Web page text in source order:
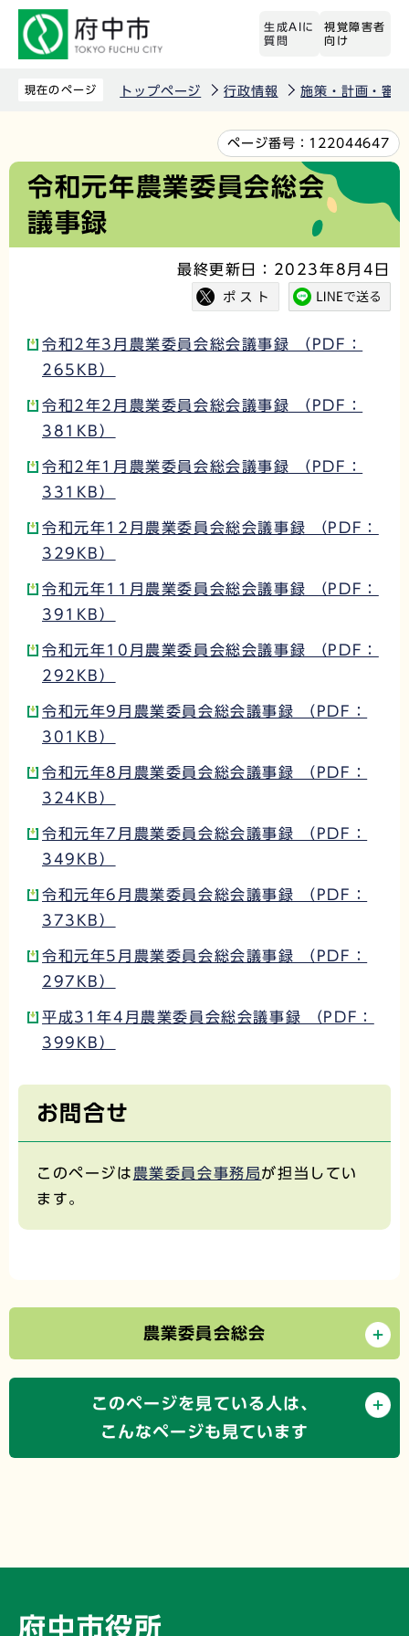
先
生成AIに
質問
視覚障害者
向け
現在のページ トップページ 行政情報 施策・計画・審
文
か
ページ番号： 122044647
令和元年農業委員会総会
議事録
最終更新日：2023年8月4日
令和2年3月農業委員会総会議事録 （PDF：
265KB）
令和2年2月農業委員会総会議事録 （PDF：
381KB）
令和2年1月農業委員会総会議事録 （PDF：
331KB）
令和元年12月農業委員会総会議事録 （PDF：
329KB）
令和元年11月農業委員会総会議事録 （PDF：
391KB）
令和元年10月農業委員会総会議事録 （PDF：
292KB）
令和元年9月農業委員会総会議事録 （PDF：
301KB）
令和元年8月農業委員会総会議事録 （PDF：
324KB）
令和元年7月農業委員会総会議事録 （PDF：
349KB）
令和元年6月農業委員会総会議事録 （PDF：
373KB）
令和元年5月農業委員会総会議事録 （PDF：
297KB）
平成31年4月農業委員会総会議事録 （PDF：
399KB）
お問合せ
このページは 農業委員会事務局が担当してい
ます。
農業委員会総会
このページを見ている人は、
こんなページも見ています
府中市役所